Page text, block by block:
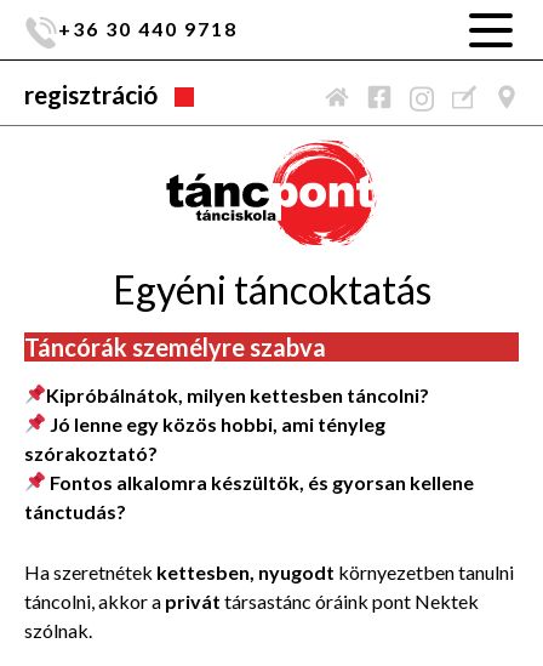
+36 30 440 9718
regisztráció
Egyéni táncoktatás
Táncórák személyre szabva
Kipróbálnátok, milyen kettesben táncolni?
Jó lenne egy közös hobbi, ami tényleg
szórakoztató?
Fontos alkalomra készültök, és gyorsan kellene
tánctudás?
Ha szeretnétek kettesben, nyugodt környezetben tanulni
táncolni, akkor a privát társastánc óráink pont Nektek
szólnak.